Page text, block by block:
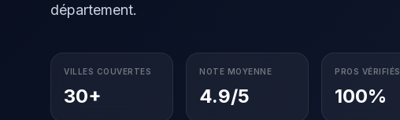
département.
VILLES COUVERTES
30+
NOTE MOYENNE
4.9/5
PROS VÉRIFIÉS
100%